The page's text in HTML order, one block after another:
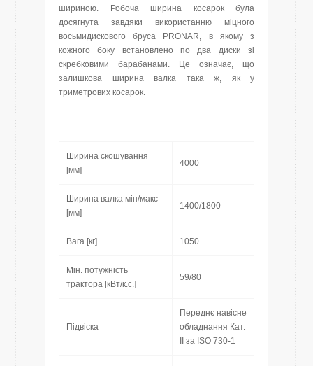
шириною. Робоча ширина косарок була
досягнута завдяки використанню міцного
восьмидискового бруса PRONAR, в якому з
кожного боку встановлено по два диски зі
скребковими барабанами. Це означає, що
залишкова ширина валка така ж, як у
триметрових косарок.
Ширина скошування
[мм]
4000
Ширина валка мін/макс
[мм]
1400/1800
Вага [кг] 1050
Мін. потужність
трактора [кВт/к.с.]
59/80
Підвіска
Переднє навісне
обладнання Кат.
II за ISO 730-1